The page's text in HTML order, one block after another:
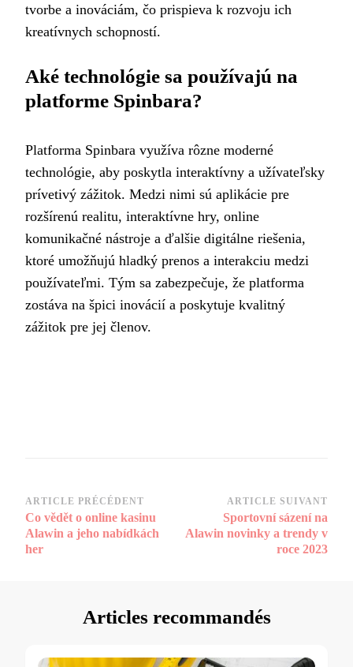
tvorbe a inováciám, čo prispieva k rozvoju ich
kreatívnych schopností.
Aké technológie sa používajú na
platforme Spinbara?
Platforma Spinbara využíva rôzne moderné
technológie, aby poskytla interaktívny a užívateľsky
prívetivý zážitok. Medzi nimi sú aplikácie pre
rozšírenú realitu, interaktívne hry, online
komunikačné nástroje a ďalšie digitálne riešenia,
ktoré umožňujú hladký prenos a interakciu medzi
používateľmi. Tým sa zabezpečuje, že platforma
zostáva na špici inovácií a poskytuje kvalitný
zážitok pre jej členov.
Navigation
d’article
ARTICLE PRÉCÉDENT
Co vědět o online kasinu
Alawin a jeho nabídkách
her
ARTICLE SUIVANT
Sportovní sázení na
Alawin novinky a trendy v
roce 2023
Articles recommandés